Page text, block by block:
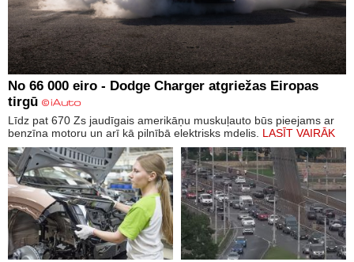
No 66 000 eiro - Dodge Charger atgriežas Eiropas
tirgū
Līdz pat 670 Zs jaudīgais amerikāņu muskuļauto būs pieejams ar
benzīna motoru un arī kā pilnībā elektrisks mdelis. LASĪT VAIRĀK